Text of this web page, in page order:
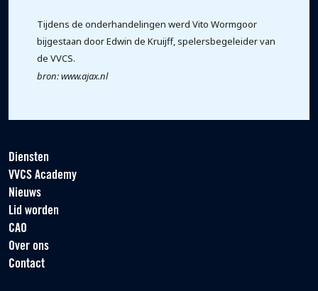
Tijdens de onderhandelingen werd Vito Wormgoor
bijgestaan door Edwin de Kruijff, spelersbegeleider van
de VVCS.
bron: www.ajax.nl
Diensten
VVCS Academy
Nieuws
Lid worden
CAO
Over ons
Contact